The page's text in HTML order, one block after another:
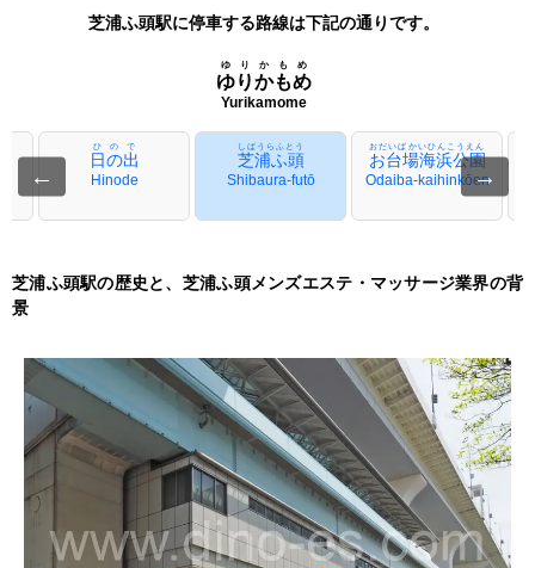
芝浦ふ頭駅に停車する路線は下記の通りです。
ゆりかもめ
ゆりかもめ
Yurikamome
←
日の出
ひので
Hinode
芝浦ふ頭
しばうらふとう
Shibaura-futō
お台場海浜公園
おだいばかいひんこうえん
Odaiba-kaihinkōen
→
芝浦ふ頭駅の歴史と、芝浦ふ頭メンズエステ・マッサージ業界の背
景